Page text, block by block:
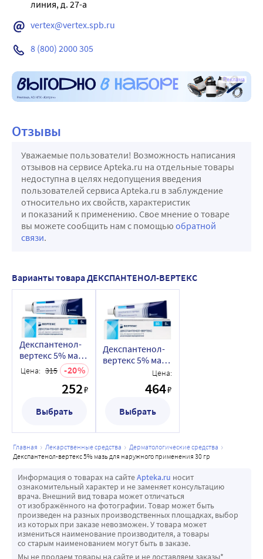
vertex@vertex.spb.ru
8 (800) 2000 305
Реклама
Отзывы
Уважаемые пользователи! Возможность написания
отзывов на сервисе Apteka.ru на отдельные товары
недоступна в целях недопущения введения
пользователей сервиса Apteka.ru в заблуждение
относительно их свойств, характеристик
и показаний к применению. Свое мнение о товаре
вы можете сообщить нам с помощью обратной
связи.
Варианты товара ДЕКСПАНТЕНОЛ-ВЕРТЕКС
Декспантенол-
вертекс 5% мазь
для наружного
применения 30
Цена: 315 20
252₽
Выбрать
Декспантенол-
вертекс 5% мазь
для наружного
применения 50
Цена:
464₽
Выбрать
главная лекарственные средства
дерматологические средства
декспантенол-вертекс 5% мазь для наружного применения 30 гр
Информация о товарах на сайтеApteka.ru носит
ознакомительный характер и не заменяет консультацию
врача. Внешний вид товара может отличаться
от изображённого на фотографии. Товар может быть
произведен на разных производственных площадках, выбор
из которых при заказе невозможен. У товара может
измениться наименование производителя, а товары
со старым наименованием могут быть в заказе.
Мы не продаем товары на сайте и не доставляем заказы*